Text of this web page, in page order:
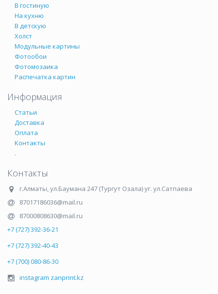
В гостиную
На кухню
В детскую
Холст
Модульные картины
Фотообои
Фотомозаика
Распечатка картин
Информация
Статьи
Доставка
Оплата
Контакты
.
Контакты
г.Алматы ул.Баумана 247 (Тургут Озала) уг. ул.Сатпаева
87017186036@mail.ru
87000808630@mail.ru
+7 (727) 392-36-21
+7 (727) 392-40-43
+7 (700) 080-86-30
instagram zanprint.kz